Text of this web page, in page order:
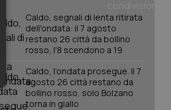
Caldo, segnali di lenta ritirata
dell'ondata: il 7 agosto
restano 26 città da bollino
rosso, l'8 scendono a 19
Caldo, l’ondata prosegue. Il 7
agosto 26 città restano da
bollino rosso, solo Bolzano
torna in giallo